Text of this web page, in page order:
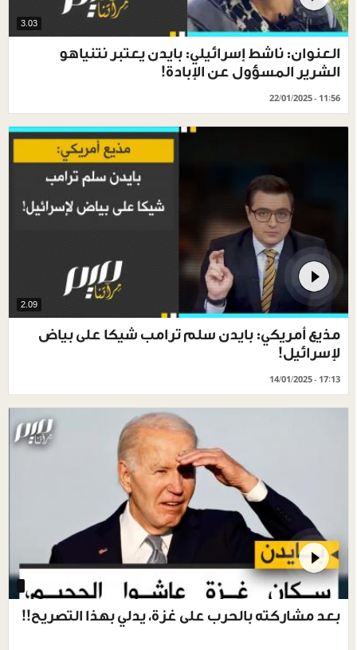
3.03
العنوان: ناشط إسرائيلي: بايدن يعتبر نتنياهو
الشرير المسؤول عن الإبادة!
22/01/2025 - 11:56
2.09
مذيع أمريكي: بايدن سلم ترامب شيكا على بياض
لإسرائيل!
14/01/2025 - 17:13
‏بعد مشاركته بالحرب على غزة، يدلي بهذا التصريح!!